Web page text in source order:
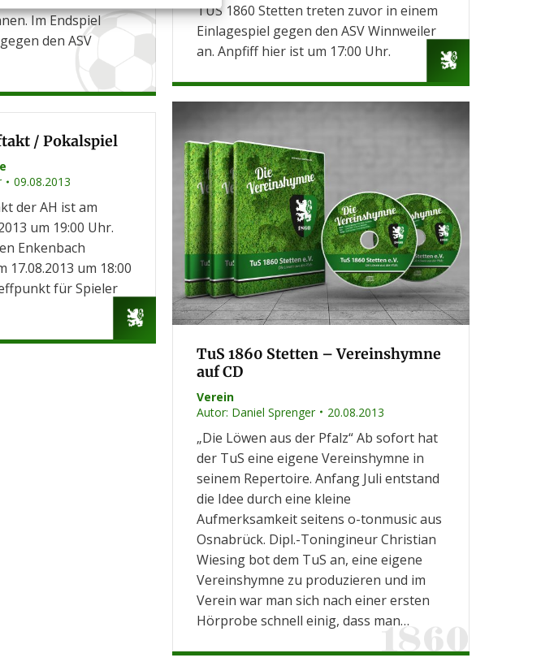
TUS 1860 Stetten treten zuvor in einem
Einlagespiel gegen den ASV Winnweiler
an. Anpfiff hier ist um 17:00 Uhr.
Im Endspiel
den ASV
TuS 1860 Stetten – Vereinshymne
auf CD
Verein
Autor: Daniel Sprenger 20.08.2013
„Die Löwen aus der Pfalz“ Ab sofort hat
der TuS eine eigene Vereinshymne in
seinem Repertoire. Anfang Juli entstand
die Idee durch eine kleine
Aufmerksamkeit seitens o-tonmusic aus
Osnabrück. Dipl.-Toningineur Christian
Wiesing bot dem TuS an, eine eigene
Vereinshymne zu produzieren und im
Verein war man sich nach einer ersten
Hörprobe schnell einig, dass man…
/ Pokalspiel
09.08.2013
der AH ist am
um 19:00 Uhr.
Enkenbach
17.08.2013 um 18:00
für Spieler